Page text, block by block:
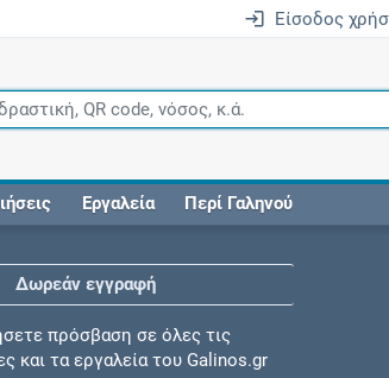
Είσοδος
Εργαλεία Περί Γαληνού
Δωρεάν εγγραφή
πρόσβαση σε όλες τις
και τα εργαλεία του Galinos.gr